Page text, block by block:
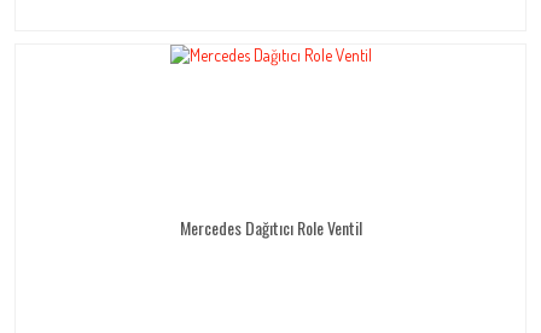
Mercedes Dağıtıcı Role Ventil